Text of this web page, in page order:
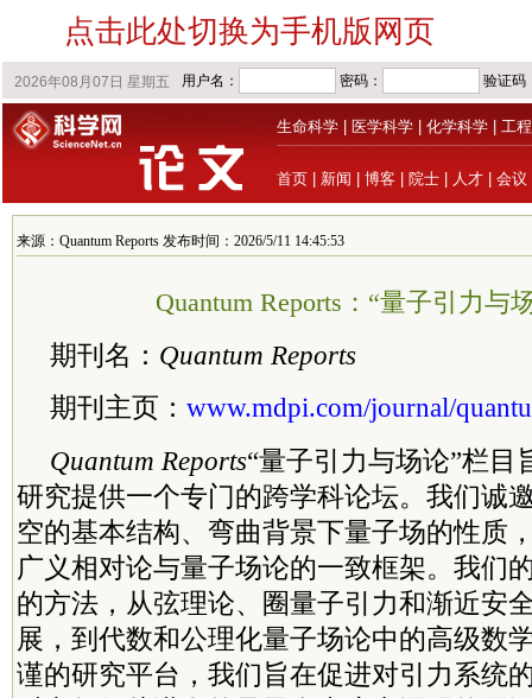
点击此处切换为手机版网页
生命科学 医学科学 化学科学 工
首页 新闻 博客 院士 人才 会议
来源：Quantum Reports 发布时间：2026/5/11 14:45:53
Quantum Reports：“量子引力与
期刊名： Quantum Reports
期刊主页： www.mdpi.com/journal/
Quantum Reports“量子引力与场论”栏目
研究提供一个专门的跨学科论坛。我们诚
空的基本结构、弯曲背景下量子场的性质
广义相对论与量子场论的一致框架。我们
的方法，从弦理论、圈量子引力和渐近安
展，到代数和公理化量子场论中的高级数
谨的研究平台，我们旨在促进对引力系统